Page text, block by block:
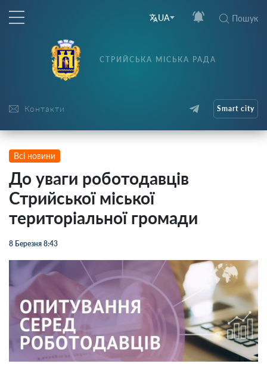
UA Пошук
Контакти
СТРИЙСЬКА МІСЬКА РАДА
Smart city
Всі новини
До уваги роботодавців
Стрийської міської
територіальної громади
8 Березня 8:43